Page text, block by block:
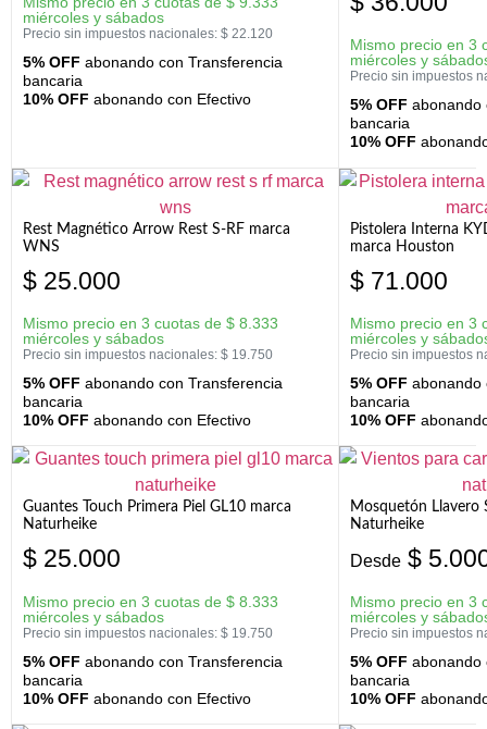
miércoles y sábados
Precio sin impuestos nacionales: $ 22.120
5% OFF abonando con Transferencia
bancaria
10% OFF abonando con Efectivo
Mismo precio en 3
miércoles y
Precio sin impuestos
5% OFF abonando
bancaria
10% OFF
Rest Magnético Arrow Rest S-RF marca
WNS
$ 25.000
Mismo precio en 3 cuotas de $ 8.333
miércoles y sábados
Precio sin impuestos nacionales: $ 19.750
5% OFF abonando con Transferencia
bancaria
10% OFF abonando con Efectivo
Pistolera Interna
marca Houston
$ 71.000
Mismo precio en 3
miércoles y
Precio sin impuestos
5% OFF abonando
bancaria
10% OFF
Guantes Touch Primera Piel GL10 marca
Naturheike
$ 25.000
Mismo precio en 3 cuotas de $ 8.333
miércoles y sábados
Precio sin impuestos nacionales: $ 19.750
5% OFF abonando con Transferencia
bancaria
10% OFF abonando con Efectivo
Mosquetón Llavero
Naturheike
Desde $
Mismo precio en 3
miércoles y
Precio sin impuestos
5% OFF abonando
bancaria
10% OFF